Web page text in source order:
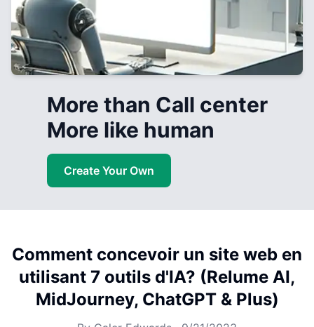
More than Call center
More like human
Create Your Own
Comment concevoir un site web en
utilisant 7 outils d'IA? (Relume AI,
MidJourney, ChatGPT & Plus)